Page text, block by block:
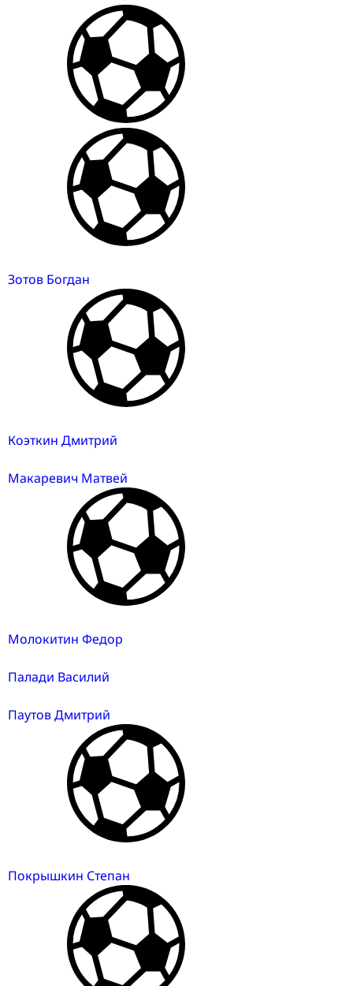
Зотов Богдан
Коэткин Дмитрий
Макаревич Матвей
Молокитин Федор
Палади Василий
Паутов Дмитрий
Покрышкин Степан